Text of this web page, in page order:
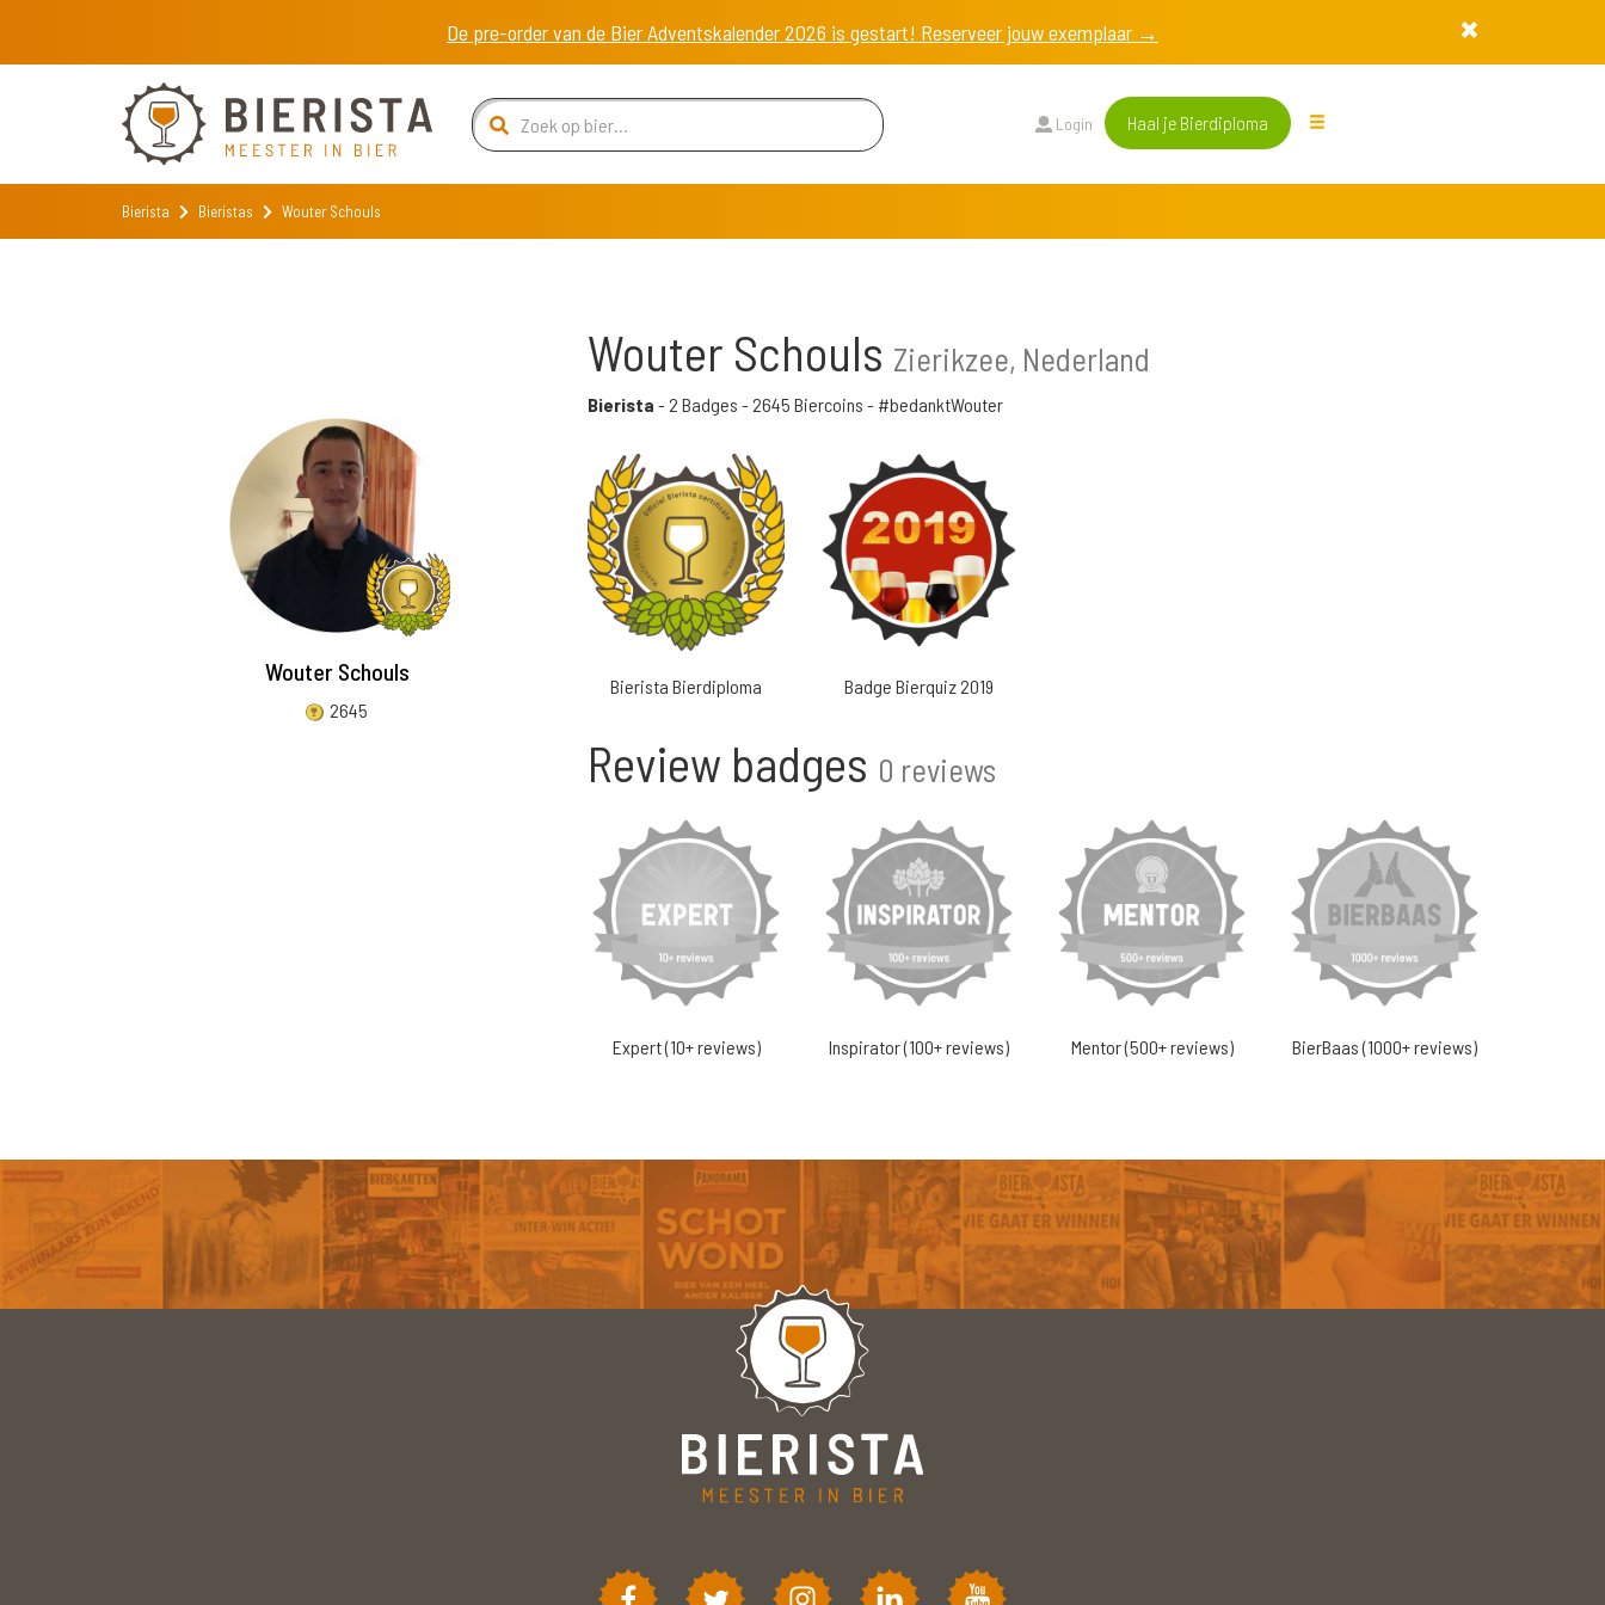
De pre-order van de Bier Adventskalender 2026 is gestart! Reserveer jouw exemplaar →
Login Haal je Bierdiploma
Bierista Bieristas Wouter Schouls
Wouter Schouls
2645
Wouter Schouls Zierikzee, Nederland
Bierista - 2 Badges - 2645 Biercoins - #bedanktWouter
Bierista Bierdiploma Badge Bierquiz 2019
Review badges 0 reviews
Expert (10+ reviews) Inspirator (100+ reviews) Mentor (500+ reviews) BierBaas (1000+ reviews)